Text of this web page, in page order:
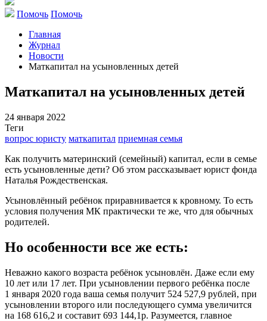
Помочь Помочь
Главная
Журнал
Новости
Маткапитал на усыновленных детей
Маткапитал на усыновленных детей
24 января 2022
Теги
вопрос юристу маткапитал приемная семья
Как получить материнский (семейный) капитал, если в семье
есть усыновленные дети? Об этом рассказывает юрист фонда
Наталья Рождественская.
Усыновлённый ребёнок приравнивается к кровному. То есть
условия получения МК практически те же, что для обычных
родителей.
Но особенности все же есть:
Неважно какого возраста ребёнок усыновлён. Даже если ему
10 лет или 17 лет. При усыновлении первого ребёнка после
1 января 2020 года ваша семья получит 524 527,9 рублей, при
усыновлении второго или последующего сумма увеличится
на 168 616,2 и составит 693 144,1р. Разумеется, главное